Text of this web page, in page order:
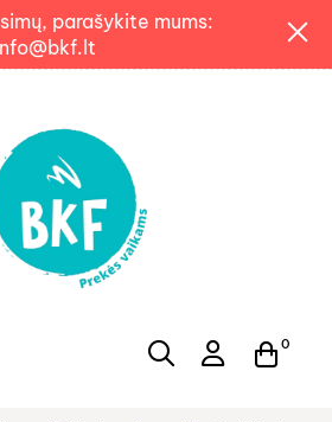
parašykite mums:
0